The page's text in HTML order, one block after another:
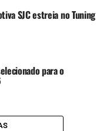
SJC estreia no Tuning
para o